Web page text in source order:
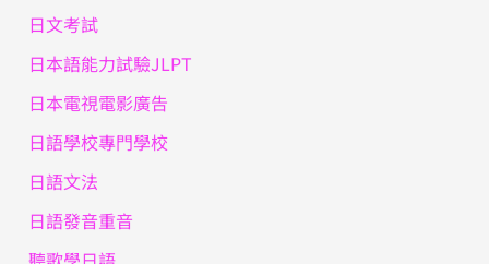
日文考試
日本語能力試驗JLPT
日本電視電影廣告
日語學校專門學校
日語文法
日語發音重音